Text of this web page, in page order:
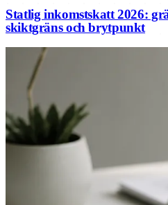
Statlig inkomstskatt 2026:
skiktgräns och brytpunkt